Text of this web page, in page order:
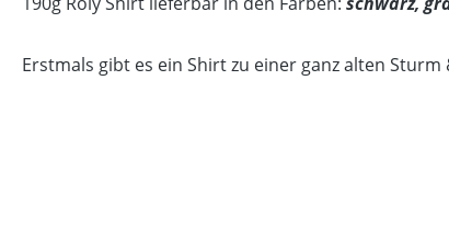
Erstmals gibt es ein Shirt zu einer ganz alten